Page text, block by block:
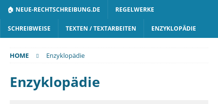
🏠 NEUE-RECHTSCHREIBUNG.DE REGELWERKE
SCHREIBWEISE TEXTEN / TEXTARBEITEN ENZYKLOPÄDIE
HOME Enzyklopädie
Enzyklopädie